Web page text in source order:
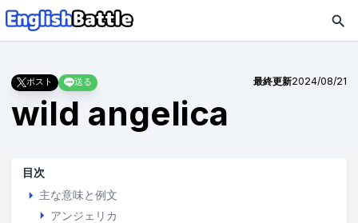
ポスト 送る 最終更新2024/08/21
wild angelica
目次
主な意味と例文
アンジェリカ